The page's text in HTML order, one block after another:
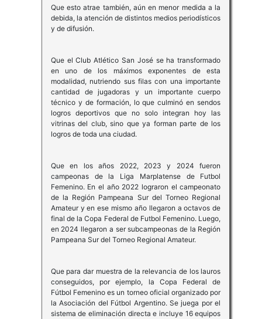
Que esto atrae también, aún en menor medida a la
debida, la atención de distintos medios periodísticos
y de difusión.
Que el Club Atlético San José se ha transformado
en uno de los máximos exponentes de esta
modalidad, nutriendo sus filas con una importante
cantidad de jugadoras y un importante cuerpo
técnico y de formación, lo que culminó en sendos
logros deportivos que no solo integran hoy las
vitrinas del club, sino que ya forman parte de los
logros de toda una ciudad.
Que en los años 2022, 2023 y 2024 fueron
campeonas de la Liga Marplatense de Futbol
Femenino. En el año 2022 lograron el campeonato
de la Región Pampeana Sur del Torneo Regional
Amateur y en ese mismo año llegaron a octavos de
final de la Copa Federal de Futbol Femenino. Luego,
en 2024 llegaron a ser subcampeonas de la Región
Pampeana Sur del Torneo Regional Amateur.
Que para dar muestra de la relevancia de los lauros
conseguidos, por ejemplo, la Copa Federal de
Fútbol Femenino es un torneo oficial organizado por
la Asociación del Fútbol Argentino. Se juega por el
sistema de eliminación directa e incluye 16 equipos